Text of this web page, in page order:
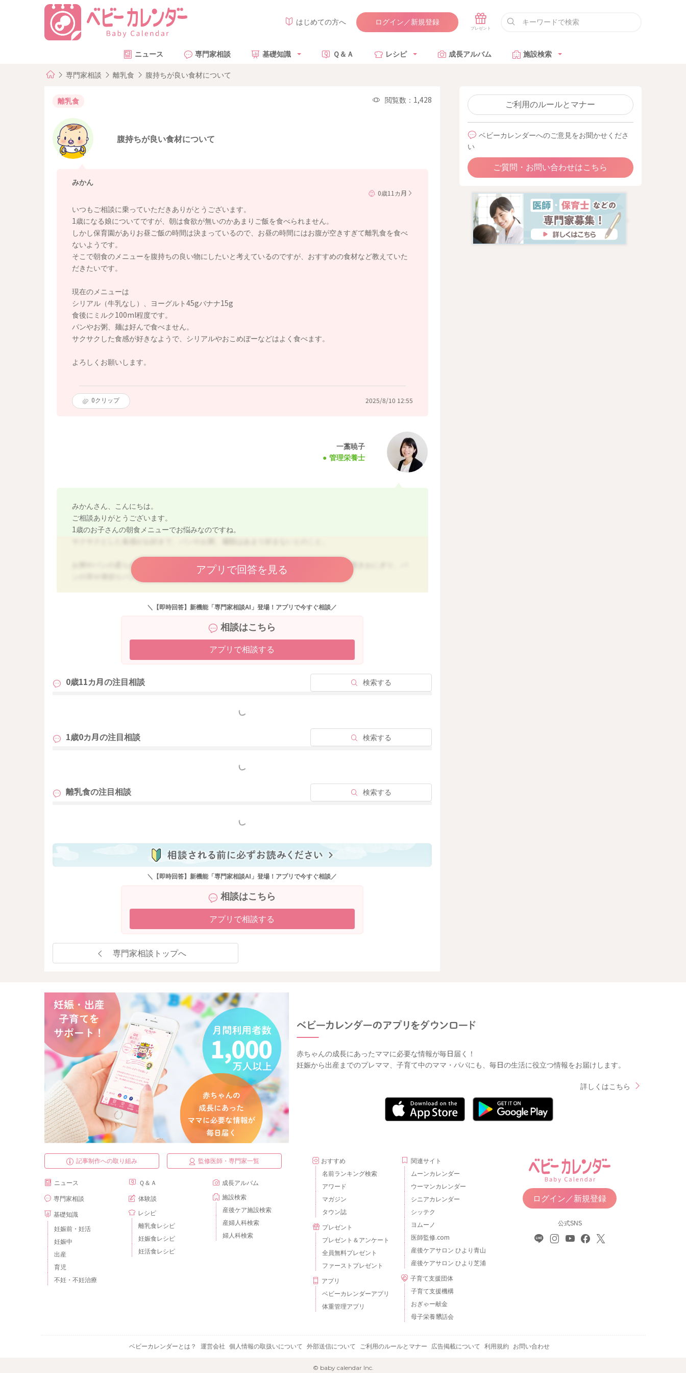
はじめての方へ ログイン／新規登録
ニュース 専門家相談 基礎知識 Ｑ＆Ａ レシピ 成長アルバム 施設検索
専門家相談 離乳食 腹持ちが良い食材について
離乳食 閲覧数：1,428
腹持ちが良い食材について
みかん
0歳11カ月
いつもご相談に乗っていただきありがとうございます。
1歳になる娘についてですが、朝は食欲が無いのかあまりご飯を食べられません。
しかし保育園がありお昼ご飯の時間は決まっているので、お昼の時間にはお腹が空きすぎて離乳食を食べ
ないようです。
そこで朝食のメニューを腹持ちの良い物にしたいと考えているのですが、おすすめの食材など教えていた
だきたいです。
現在のメニューは
シリアル（牛乳なし）、ヨーグルト45gバナナ15g
食後にミルク100ml程度です。
パンやお粥、麺は好んで食べません。
サクサクした食感が好きなようで、シリアルやおこめぼーなどはよく食べます。
よろしくお願いします。
0クリップ 2025/8/10 12:55
一藁暁子
管理栄養士
みかんさん、こんにちは。
ご相談ありがとうございます。
1歳のお子さんの朝食メニューでお悩みなのですね。
お粥やパンの柔らかい食感が苦手で、味は大丈夫であれば、ご飯を焼き固めたおやきや焼きおにぎり、パ
ンの耳や薄切りパンをカリっとトーストしたものなどはいかがでしょうか？
当サイトのレシピも参考に載せておきます。
https://baby-calendar.jp/baby-food-recipe/page1?q=%E3%82%AF%E3%83%83%E3%82%AD%E3%8
材料に野菜のペーストを加えるとビタミンミネラルの摂取につながりますし、チーズやきな粉を入れると
粉類の一部を全粒粉やオートミールを加えると食物繊維も摂ることができますので、色々とアレンジを楽
ぜひお試しになってみてくださいね。
またお力になれることがありましたらお声掛けください。
アプリで回答を見る
＼【即時回答】新機能「専門家相談AI」登場！アプリで今すぐ相談／
相談はこちら
アプリで相談する
0歳11カ月の注目相談 検索する
もっと見る
1歳0カ月の注目相談 検索する
もっと見る
離乳食の注目相談 検索する
もっと見る
＼【即時回答】新機能「専門家相談AI」登場！アプリで今すぐ相談／
相談はこちら
アプリで相談する
専門家相談トップへ
ご利用のルールとマナー
ベビーカレンダーへのご意見をお聞かせくださ
い
ご質問・お問い合わせはこちら
赤ちゃんの成長にあったママに必要な情報が毎日届く！
妊娠から出産までのプレママ、子育て中のママ・パパにも、毎日の生活に役立つ情報をお届けします。
詳しくはこちら
記事制作への取り組み 監修医師・専門家一覧
ニュース
専門家相談
基礎知識
妊娠前・妊活
妊娠中
出産
育児
不妊・不妊治療
Ｑ＆Ａ
体験談
レシピ
離乳食レシピ
妊娠食レシピ
妊活食レシピ
成長アルバム
施設検索
産後ケア施設検索
産婦人科検索
婦人科検索
おすすめ
名前ランキング検索
アワード
マガジン
タウン誌
プレゼント
プレゼント＆アンケート
全員無料プレゼント
ファーストプレゼント
アプリ
ベビーカレンダーアプリ
体重管理アプリ
関連サイト
ムーンカレンダー
ウーマンカレンダー
シニアカレンダー
シッテク
ヨムーノ
医師監修.com
産後ケアサロン ひより青山
産後ケアサロン ひより芝浦
子育て支援団体
子育て支援機構
おぎゃー献金
母子栄養懇話会
ログイン／新規登録
公式SNS
ベビーカレンダーとは？ 運営会社 個人情報の取扱いについて 外部送信について ご利用のルールとマナー 広告掲載について 利用規約 お問い合わせ
© baby calendar Inc.